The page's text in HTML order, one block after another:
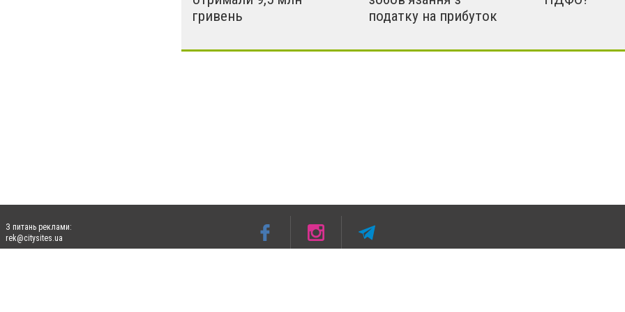
гривень
податку на прибуток
З питань реклами:
rek@citysites.ua